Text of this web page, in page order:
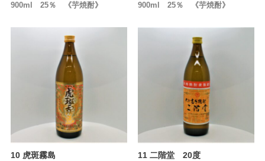
900ml 25％ 《芋焼酎》 900ml 25％ 《芋焼酎》
10 虎斑霧島 11 二階堂 20度